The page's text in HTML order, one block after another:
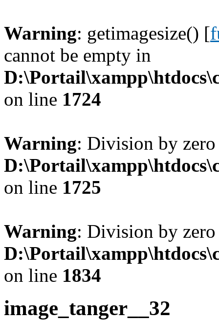
Warning: getimagesize() [
cannot be empty in
on line 1724
Warning: Division by
on line 1725
Warning: Division by
on line 1834
image_tanger__32